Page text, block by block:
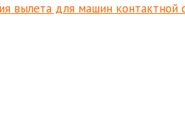
вылета для машин